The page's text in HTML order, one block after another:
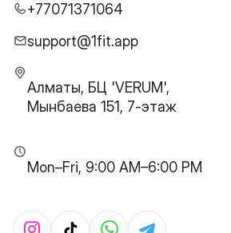
+77071371064
support@1fit.app
Алматы, БЦ 'VERUM',
Мынбаева 151, 7-этаж
Mon–Fri, 9:00 AM–6:00 PM